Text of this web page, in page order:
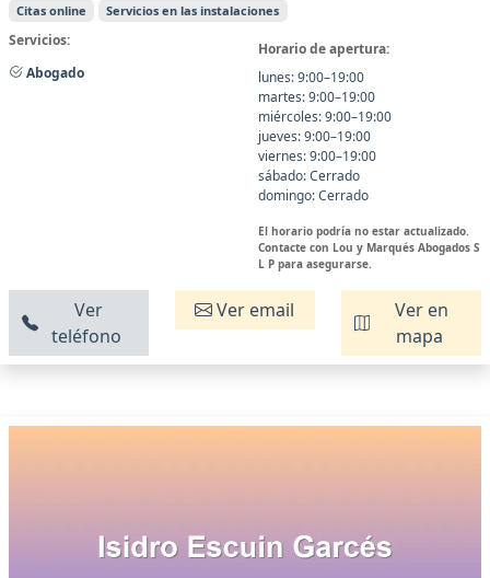
Citas online
Servicios en las instalaciones
Servicios:
Abogado
Horario de apertura:
lunes: 9:00–19:00
martes: 9:00–19:00
miércoles: 9:00–19:00
jueves: 9:00–19:00
viernes: 9:00–19:00
sábado: Cerrado
domingo: Cerrado
El horario podría no estar actualizado.
Contacte con Lou y Marqués Abogados S
L P para asegurarse.
Ver
teléfono
Ver email
Ver en
mapa